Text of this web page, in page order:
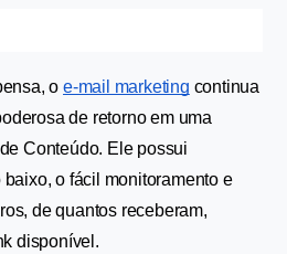
o e-mail marketing continua
de retorno em uma
Conteúdo. Ele possui
o fácil monitoramento e
de quantos receberam,
disponível.